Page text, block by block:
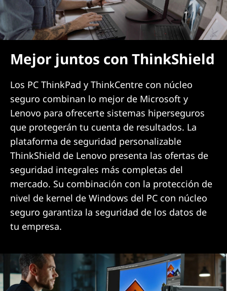
Mejor juntos con ThinkShield
Los PC ThinkPad y ThinkCentre con núcleo
seguro combinan lo mejor de Microsoft y
Lenovo para ofrecerte sistemas hiperseguros
que protegerán tu cuenta de resultados. La
plataforma de seguridad personalizable
ThinkShield de Lenovo presenta las ofertas de
seguridad integrales más completas del
mercado. Su combinación con la protección de
nivel de kernel de Windows del PC con núcleo
seguro garantiza la seguridad de los datos de
tu empresa.